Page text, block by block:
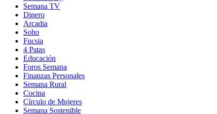
Semana TV
Dinero
Arcadia
Soho
in
new
window
Fucsia
in
new
window
4 Patas
Educación
Foros Semana
Finanzas Personales
Semana Rural
Cocina
Círculo de Mujeres
Semana Sostenible